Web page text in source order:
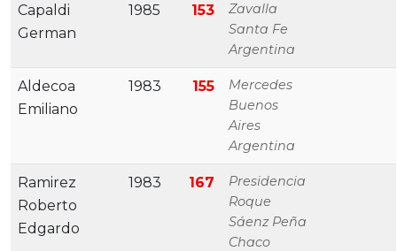
Capaldi
German
1985 153
Zavalla
Santa Fe
Argentina
Aldecoa
Emiliano
1983 155
Mercedes
Buenos
Aires
Argentina
Ramirez
Roberto
Edgardo
1983 167
Presidencia
Roque
Sáenz Peña
Chaco